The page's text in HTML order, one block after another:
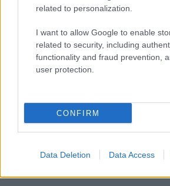
related to personalization.
I want to allow Google to enable
related to security, including
functionality and fraud prevention,
user protection.
CONFIRM
Data Deletion Data Access
TOVÁBB OLVASOM
bácsi,baleset ,elektromos,